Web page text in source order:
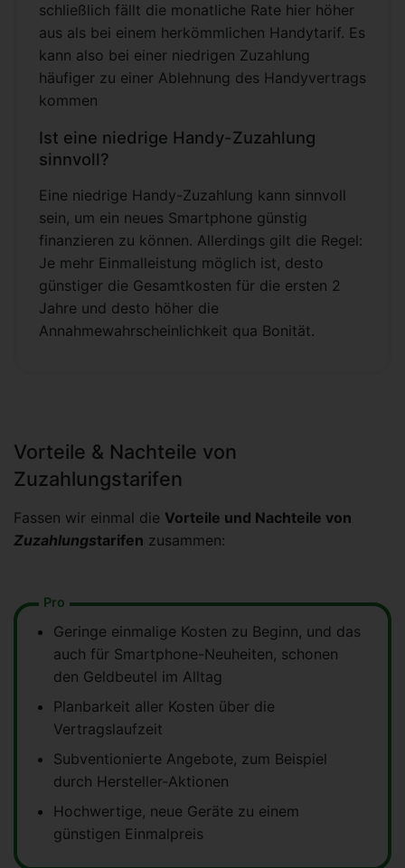
schließlich fällt die monatliche Rate hier höher
aus als bei einem herkömmlichen Handytarif. Es
kann also bei einer niedrigen Zuzahlung
häufiger zu einer Ablehnung des Handyvertrags
kommen
Ist eine niedrige Handy-Zuzahlung
sinnvoll?
Eine niedrige Handy-Zuzahlung kann sinnvoll
sein, um ein neues Smartphone günstig
finanzieren zu können. Allerdings gilt die Regel:
Je mehr Einmalleistung möglich ist, desto
günstiger die Gesamtkosten für die ersten 2
Jahre und desto höher die
Annahmewahrscheinlichkeit qua Bonität.
Vorteile & Nachteile von
Zuzahlungstarifen
Fassen wir einmal die Vorteile und Nachteile von
Zuzahlungstarifen zusammen:
Pro
Geringe einmalige Kosten zu Beginn, und das
auch für Smartphone-Neuheiten, schonen
den Geldbeutel im Alltag
Planbarkeit aller Kosten über die
Vertragslaufzeit
Subventionierte Angebote, zum Beispiel
durch Hersteller-Aktionen
Hochwertige, neue Geräte zu einem
günstigen Einmalpreis